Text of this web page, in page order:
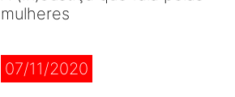
mulheres
07/11/2020